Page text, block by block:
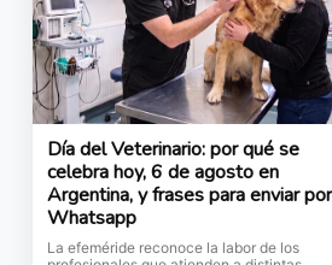
Día del Veterinario: por qué se
celebra hoy, 6 de agosto en
Argentina, y frases para enviar por
Whatsapp
La efeméride reconoce la labor de los